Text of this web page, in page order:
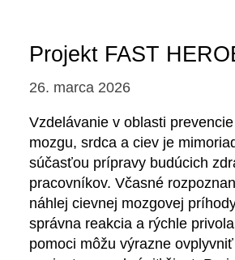
Projekt FAST
26. marca 2026
Vzdelávanie v oblasti
mozgu, srdca a ciev je
súčasťou prípravy budúcich
pracovníkov. Včasné
náhlej cievnej mozgovej
správna reakcia a rýchle
pomoci môžu výrazne